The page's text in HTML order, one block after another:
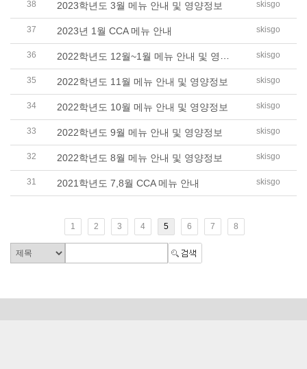
38 2023학년도 3월 메뉴 안내 및 영양정보 skisgo
37 2023년 1월 CCA 메뉴 안내 skisgo
36 skisgo
35 2022학년도 11월 메뉴 안내 및 영양정보 skisgo
34 2022학년도 10월 메뉴 안내 및 영양정보 skisgo
33 2022학년도 9월 메뉴 안내 및 영양정보 skisgo
32 2022학년도 8월 메뉴 안내 및 영양정보 skisgo
31 2021학년도 7,8월 CCA 메뉴 안내 skisgo
1 2 3 4 5 6 7 8